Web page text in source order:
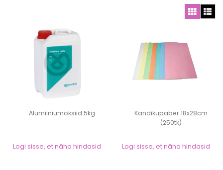
Alumiiniumoksiid 5kg
Logi sisse, et näha hindasid
Kandikupaber 18x28cm
(250tk)
Logi sisse, et näha hindasid